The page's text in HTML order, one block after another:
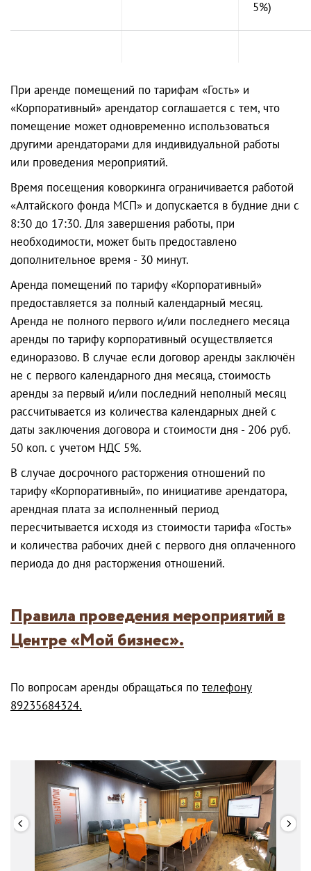
5%)
При аренде помещений по тарифам «Гость» и
«Корпоративный» арендатор соглашается с тем, что
помещение может одновременно использоваться
другими арендаторами для индивидуальной работы
или проведения мероприятий.
Время посещения коворкинга ограничивается работой
«Алтайского фонда МСП» и допускается в будние дни с
8:30 до 17:30. Для завершения работы, при
необходимости, может быть предоставлено
дополнительное время - 30 минут.
Аренда помещений по тарифу «Корпоративный»
предоставляется за полный календарный месяц.
Аренда не полного первого и/или последнего месяца
аренды по тарифу корпоративный осуществляется
единоразово. В случае если договор аренды заключён
не с первого календарного дня месяца, стоимость
аренды за первый и/или последний неполный месяц
рассчитывается из количества календарных дней с
даты заключения договора и стоимости дня - 206 руб.
50 коп. с учетом НДС 5%.
В случае досрочного расторжения отношений по
тарифу «Корпоративный», по инициативе арендатора,
арендная плата за исполненный период
пересчитывается исходя из стоимости тарифа «Гость»
и количества рабочих дней с первого дня оплаченного
периода до дня расторжения отношений.
Правила проведения мероприятий в
Центре «Мой бизнес».
По вопросам аренды обращаться по телефону
89235684324.